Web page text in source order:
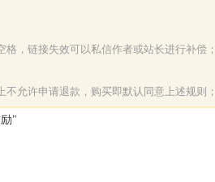
，链接失效可以私信作者或站长进行补偿；
允许申请退款，购买即默认同意上述规则；
"